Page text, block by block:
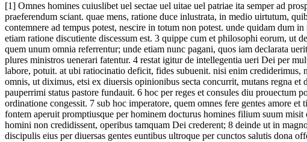
[1] Omnes homines cuiuslibet uel sectae uel uitae uel patriae ita semper ad
praeferendum sciant. quae mens, ratione duce inlustrata, in medio uirtutum,
contemnere ad tempus potest, nescire in totum non potest. unde quidam dum
etiam ratione discutiente discessum est. 3 quippe cum et philosophi eorum, ut
quem unum omnia referrentur; unde etiam nunc pagani, quos iam declarata
plures ministros uenerari fatentur. 4 restat igitur de intellegentia ueri Dei per
labore, potuit. at ubi ratiocinatio deficit, fides subuenit. nisi enim crediderimus,
omnis, ut diximus, etsi ex diuersis opinionibus secta concurrit, mutans regna
pauperrimi status pastore fundauit. 6 hoc per reges et consules diu prouectum
ordinatione congessit. 7 sub hoc imperatore, quem omnes fere gentes amore
fontem aperuit promptiusque per hominem docturus homines filium suum
homini non credidissent, operibus tamquam Dei crederent; 8 deinde ut in
discipulis eius per diuersas gentes euntibus ultroque per cunctos salutis dona